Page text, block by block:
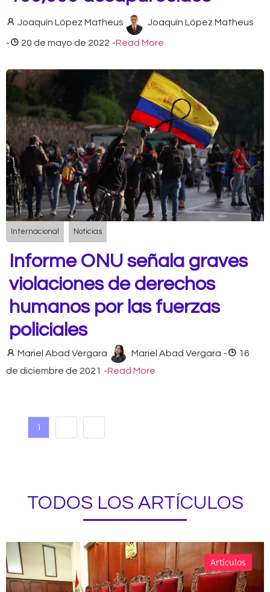
Joaquín López Matheus Joaquín López Matheus
- 20 de mayo de 2022 -Read More
Internacional Noticias
Informe ONU señala graves
violaciones de derechos
humanos por las fuerzas
policiales
Mariel Abad Vergara Mariel Abad Vergara -
16
de diciembre de 2021 -Read More
1
TODOS LOS ARTÍCULOS
Artículos